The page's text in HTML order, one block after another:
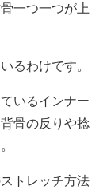
一つ一つが上
るわけです。
いるインナー
骨の反りや捻
トレッチ方法